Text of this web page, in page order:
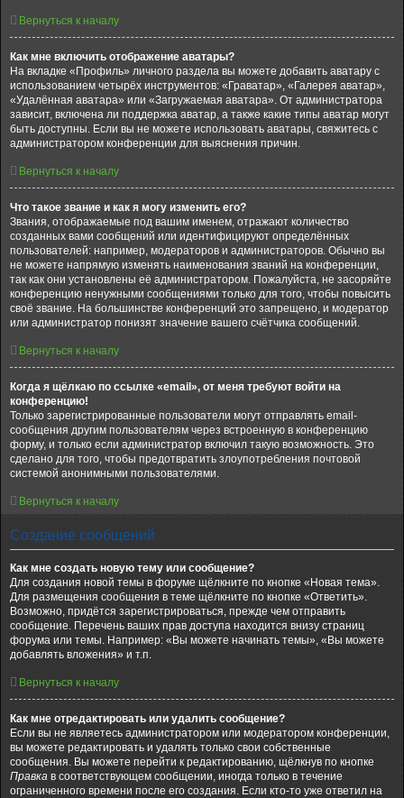
Вернуться к началу
Как мне включить отображение аватары?
На вкладке «Профиль» личного раздела вы можете добавить аватару с
использованием четырёх инструментов: «Граватар», «Галерея аватар»,
«Удалённая аватара» или «Загружаемая аватара». От администратора
зависит, включена ли поддержка аватар, а также какие типы аватар могут
быть доступны. Если вы не можете использовать аватары, свяжитесь с
администратором конференции для выяснения причин.
Вернуться к началу
Что такое звание и как я могу изменить его?
Звания, отображаемые под вашим именем, отражают количество
созданных вами сообщений или идентифицируют определённых
пользователей: например, модераторов и администраторов. Обычно вы
не можете напрямую изменять наименования званий на конференции,
так как они установлены её администратором. Пожалуйста, не засоряйте
конференцию ненужными сообщениями только для того, чтобы повысить
своё звание. На большинстве конференций это запрещено, и модератор
или администратор понизят значение вашего счётчика сообщений.
Вернуться к началу
Когда я щёлкаю по ссылке «email», от меня требуют войти на
конференцию!
Только зарегистрированные пользователи могут отправлять email-
сообщения другим пользователям через встроенную в конференцию
форму, и только если администратор включил такую возможность. Это
сделано для того, чтобы предотвратить злоупотребления почтовой
системой анонимными пользователями.
Вернуться к началу
Создание сообщений
Как мне создать новую тему или сообщение?
Для создания новой темы в форуме щёлкните по кнопке «Новая тема».
Для размещения сообщения в теме щёлкните по кнопке «Ответить».
Возможно, придётся зарегистрироваться, прежде чем отправить
сообщение. Перечень ваших прав доступа находится внизу страниц
форума или темы. Например: «Вы можете начинать темы», «Вы можете
добавлять вложения» и т.п.
Вернуться к началу
Как мне отредактировать или удалить сообщение?
Если вы не являетесь администратором или модератором конференции,
вы можете редактировать и удалять только свои собственные
сообщения. Вы можете перейти к редактированию, щёлкнув по кнопке
Правка в соответствующем сообщении, иногда только в течение
ограниченного времени после его создания. Если кто-то уже ответил на